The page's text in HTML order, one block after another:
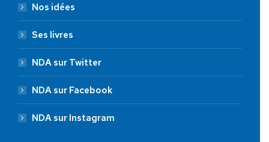
Nos idées
Ses livres
NDA sur Twitter
NDA sur Facebook
NDA sur Instagram